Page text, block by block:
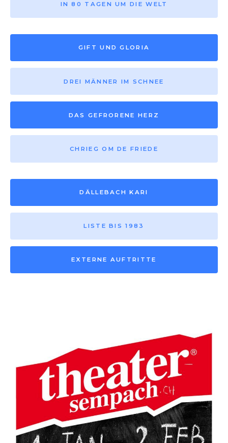
IN 80 TAGEN UM DIE WELT
GIFT UND GLORIA
DREI MÄNNER IM SCHNEE
DAS GEFRORENE HERZ
CHRIEG OM DE FRIEDE
DÄLLEBACH KARI
LISTE BIS 1983
EXTERNE AUFTRITTE